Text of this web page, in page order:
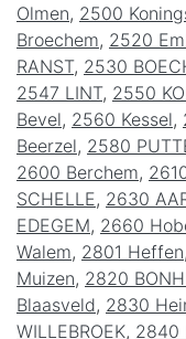
Olmen, 2500
Broechem, 2520
RANST, 2530
2547 LINT, 2550
Bevel, 2560 Kessel,
Beerzel, 2580
2600 Berchem,
SCHELLE, 2630
EDEGEM, 2660
Walem, 2801 Heffen
Muizen, 2820
Blaasveld, 2830
WILLEBROEK, 2840